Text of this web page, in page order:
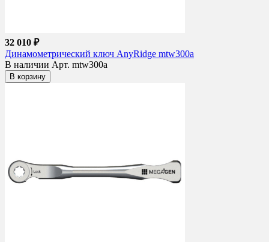
32 010 ₽
Динамометрический ключ AnyRidge mtw300a
В наличии Арт. mtw300a
В корзину